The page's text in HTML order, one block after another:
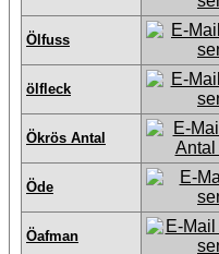
Ölfuss
ölfleck
Ökrös Antal
Öde
Öafman